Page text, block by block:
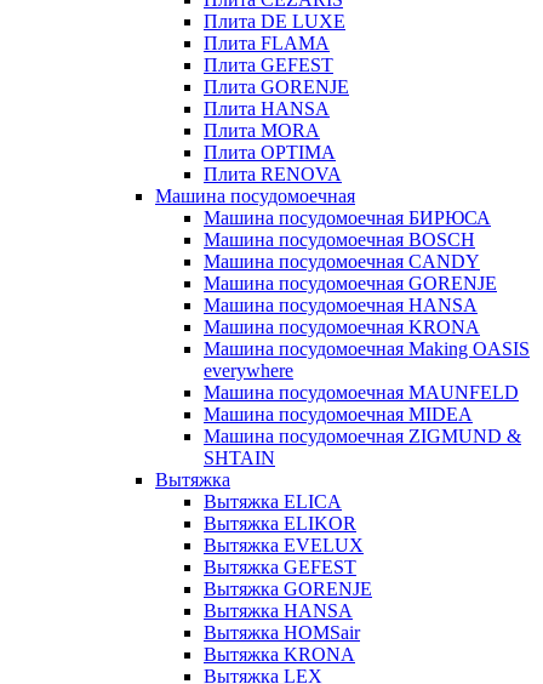
Плита DE LUXE
Плита FLAMA
Плита GEFEST
Плита GORENJE
Плита HANSA
Плита MORA
Плита OPTIMA
Плита RENOVA
Машина посудомоечная
Машина посудомоечная БИРЮСА
Машина посудомоечная BOSCH
Машина посудомоечная CANDY
Машина посудомоечная GORENJE
Машина посудомоечная HANSA
Машина посудомоечная KRONA
Машина посудомоечная Making OASIS
everywhere
Машина посудомоечная MAUNFELD
Машина посудомоечная MIDEA
Машина посудомоечная ZIGMUND &
SHTAIN
Вытяжка
Вытяжка ELICA
Вытяжка ELIKOR
Вытяжка EVELUX
Вытяжка GEFEST
Вытяжка GORENJE
Вытяжка HANSA
Вытяжка HOMSair
Вытяжка KRONA
Вытяжка LEX